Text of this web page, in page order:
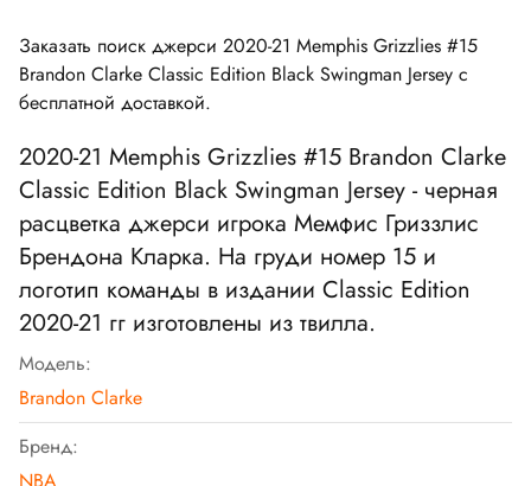
Заказать поиск джерси 2020-21 Memphis Grizzlies #15
Brandon Clarke Classic Edition Black Swingman Jersey с
бесплатной доставкой.
2020-21 Memphis Grizzlies #15 Brandon Clarke
Classic Edition Black Swingman Jersey - черная
расцветка джерси игрока Мемфис Гриззлис
Брендона Кларка. На груди номер 15 и
логотип команды в издании Classic Edition
2020-21 гг изготовлены из твилла.
Модель:
Brandon Clarke
Бренд: